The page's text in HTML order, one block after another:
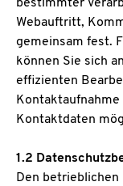
bestimmter
Webauftritt,
gemeinsam fest.
können Sie sich
effizienten
Kontaktdaten
1.2
Den